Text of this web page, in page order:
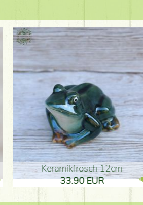
Keramikfrosch 12cm
33.90 EUR